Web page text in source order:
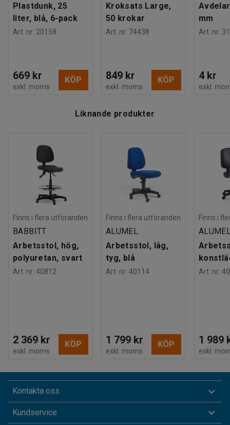
Plastdunk, 25
liter, blå, 6-pack
Art. nr: 20158
669 kr
exkl. moms
KÖP
Kroksats Large,
50 krokar
Art. nr: 74438
849 kr
exkl. moms
KÖP
mm
Art. nr:
4 kr
exkl.
Liknande produkter
Finns i flera utföranden
BABBITT
Arbetsstol, hög,
polyuretan, svart
Art. nr: 40812
2 369 kr
exkl. moms
KÖP
Finns i flera utföranden
ALUMEL
Arbetsstol, låg,
tyg, blå
Art. nr: 40114
1 799 kr
exkl. moms
KÖP
Finns i
Art. nr:
1 989
exkl.
Kontakta oss
Kundservice